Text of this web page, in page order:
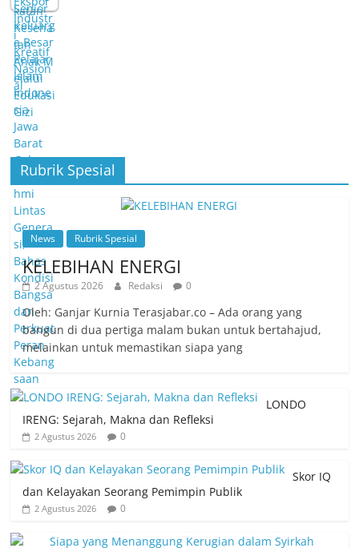
Rubrik Spesial
News Rubrik Spesial
KELEBIHAN ENERGI
2 Agustus 2026 Redaksi 0
Oleh: Ganjar Kurnia Terasjabar.co – Ada orang yang
bangun di dua pertiga malam bukan untuk bertahajud,
melainkan untuk memastikan siapa yang
LONDO
IRENG: Sejarah, Makna dan Refleksi
2 Agustus 2026 0
Skor IQ
dan Kelayakan Seorang Pemimpin Publik
2 Agustus 2026 0